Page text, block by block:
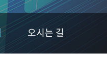
오시는 길